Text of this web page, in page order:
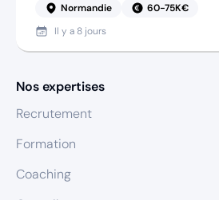
Normandie
60-75K€
Il y a 8 jours
Nos expertises
Recrutement
Formation
Coaching